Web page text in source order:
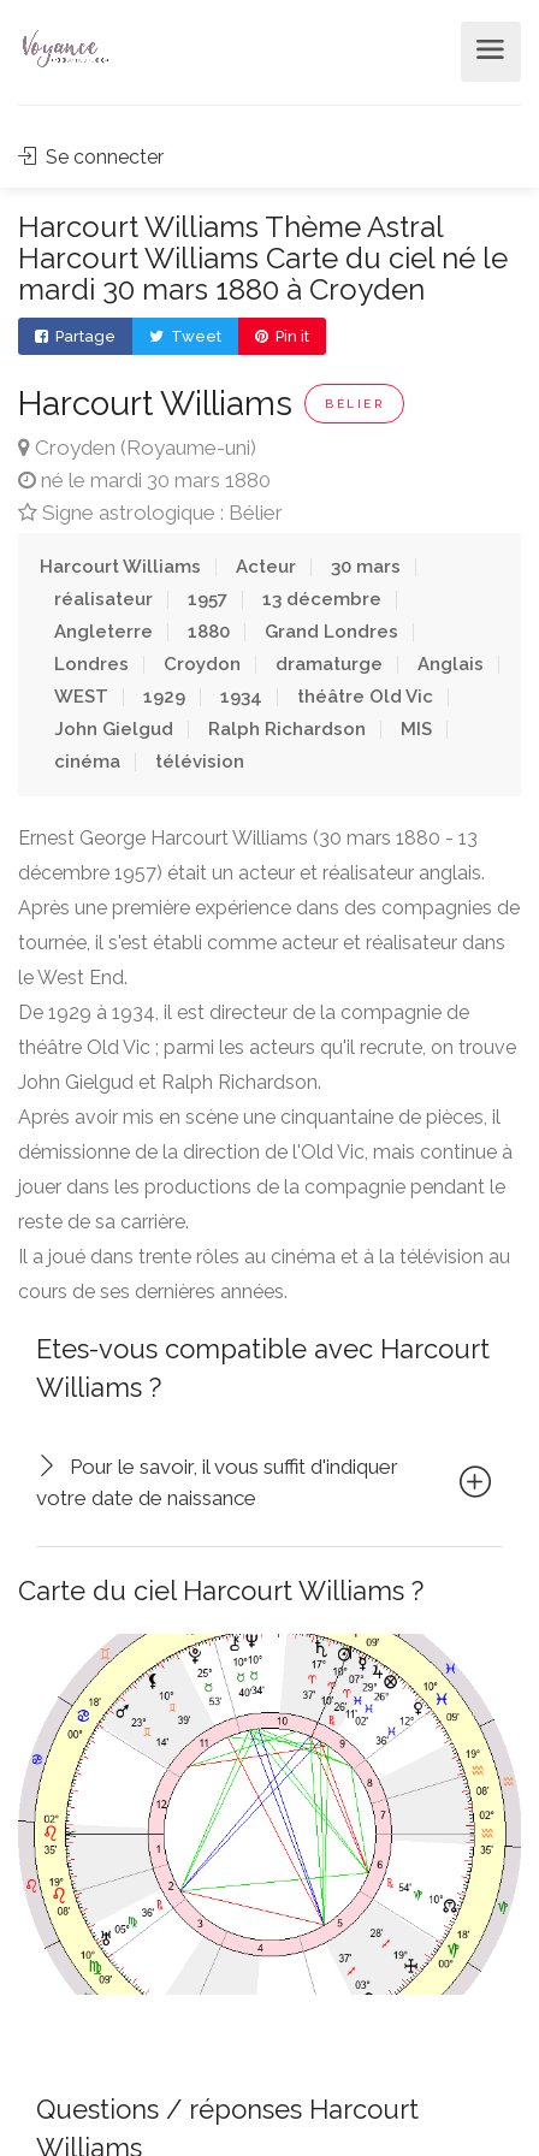
Se connecter
Harcourt Williams Thème Astral
Harcourt Williams Carte du ciel né le
mardi 30 mars 1880 à Croyden
Partage Tweet Pin it
Harcourt Williams BÉLIER
Croyden (Royaume-uni)
né le mardi 30 mars 1880
Signe astrologique : Bélier
Harcourt Williams Acteur
30 mars
réalisateur
1957
13 décembre
Angleterre
1880
Grand Londres
Londres
Croydon dramaturge
Anglais
WEST
1929 1934
théâtre Old Vic
John Gielgud
Ralph Richardson
MIS
cinéma
télévision
Ernest George Harcourt Williams (30 mars 1880 - 13
décembre 1957) était un acteur et réalisateur anglais.
Après une première expérience dans des compagnies de
tournée, il s'est établi comme acteur et réalisateur dans
le West End.
De 1929 à 1934, il est directeur de la compagnie de
théâtre Old Vic ; parmi les acteurs qu'il recrute, on trouve
John Gielgud et Ralph Richardson.
Après avoir mis en scène une cinquantaine de pièces, il
démissionne de la direction de l'Old Vic, mais continue à
jouer dans les productions de la compagnie pendant le
reste de sa carrière.
Il a joué dans trente rôles au cinéma et à la télévision au
cours de ses dernières années.
Etes-vous compatible avec Harcourt
Williams ?
Pour le savoir, il vous suffit d'indiquer
votre date de naissance
Carte du ciel Harcourt Williams ?
Questions / réponses Harcourt
Williams